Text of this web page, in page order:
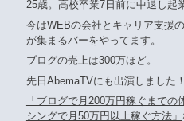
25歳。高校卒業7日前に中退し起
今はWEBの会社とキャリア支援
が集まるバーをやってます。
ブログの売上は300万ほど。
先日AbemaTVにも出演しました！
「ブログで月200万円稼ぐまでの
シングで月50万円以上稼ぐ方法」